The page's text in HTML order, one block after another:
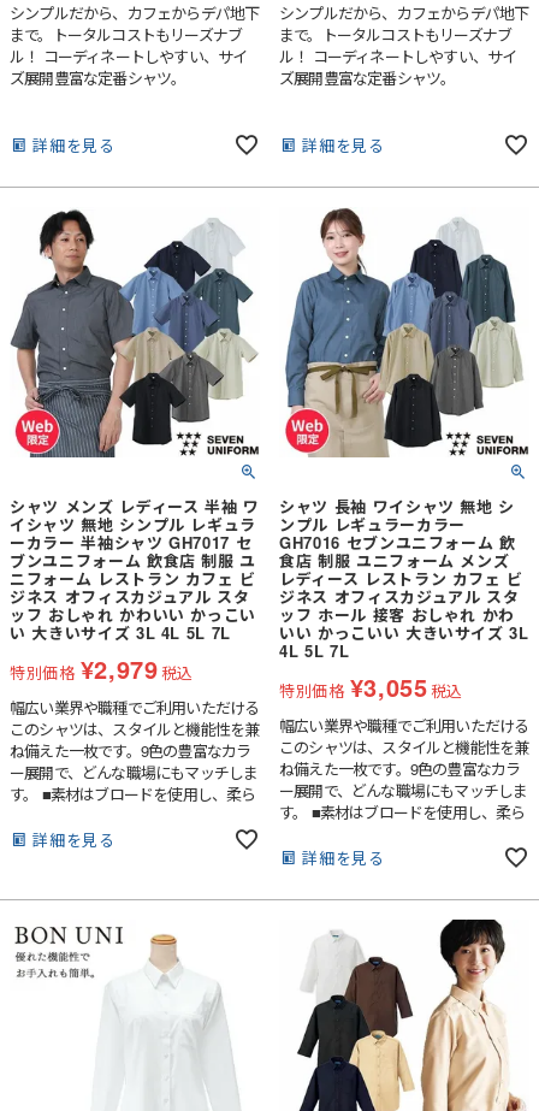
シンプルだから、カフェからデパ地下
まで。トータルコストもリーズナブ
ル！ コーディネートしやすい、サイ
ズ展開豊富な定番シャツ。
詳細を見る
シンプルだから、カフェからデパ地下
まで。トータルコストもリーズナブ
ル！ コーディネートしやすい、サイ
ズ展開豊富な定番シャツ。
詳細を見る
シャツ メンズ レディース 半袖 ワ
イシャツ 無地 シンプル レギュラ
ーカラー 半袖シャツ GH7017 セ
ブンユニフォーム 飲食店 制服 ユ
ニフォーム レストラン カフェ ビ
ジネス オフィスカジュアル スタ
ッフ おしゃれ かわいい かっこい
い 大きいサイズ 3L 4L 5L 7L
特別価格 ¥2,979税込
幅広い業界や職種でご利用いただける
このシャツは、スタイルと機能性を兼
ね備えた一枚です。9色の豊富なカラ
ー展開で、どんな職場にもマッチしま
す。 ■素材はブロードを使用し、柔ら
杢調片サイド染めの2パターンの染め
性を両立。■シワになりにくく、乾き
やすく、手入れも簡単で、忙しい日々
をサポート。
詳細を見る
シャツ 長袖 ワイシャツ 無地 シ
ンプル レギュラーカラー
GH7016 セブンユニフォーム 飲
食店 制服 ユニフォーム メンズ
レディース レストラン カフェ ビ
ジネス オフィスカジュアル スタ
ッフ ホール 接客 おしゃれ かわ
いい かっこいい 大きいサイズ 3L
4L 5L 7L
特別価格 ¥3,055税込
幅広い業界や職種でご利用いただける
このシャツは、スタイルと機能性を兼
ね備えた一枚です。9色の豊富なカラ
ー展開で、どんな職場にもマッチしま
す。 ■素材はブロードを使用し、柔ら
杢調片サイド染めの2パターンの染め
65％と綿35％の混率で、丈夫さと通気
性を両立。■シワになりにくく、乾き
やすく、手入れも簡単で、忙しい日々
をサポート。
詳細を見る